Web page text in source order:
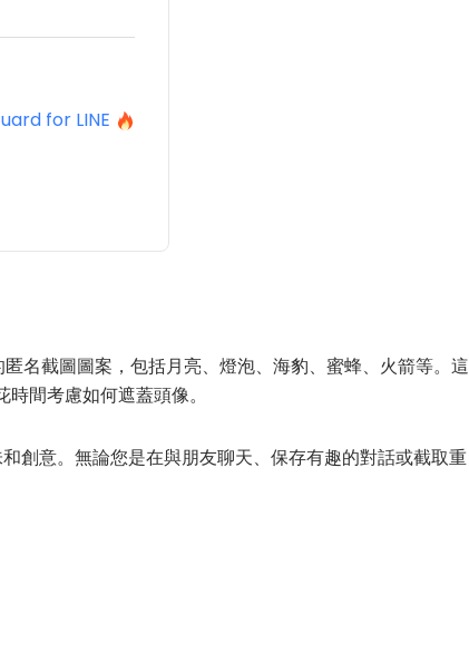
for LINE
名截圖圖案，包括月亮、燈泡、海豹、蜜蜂、火箭等。這
間考慮如何遮蓋頭像。
創意。無論您是在與朋友聊天、保存有趣的對話或截取重